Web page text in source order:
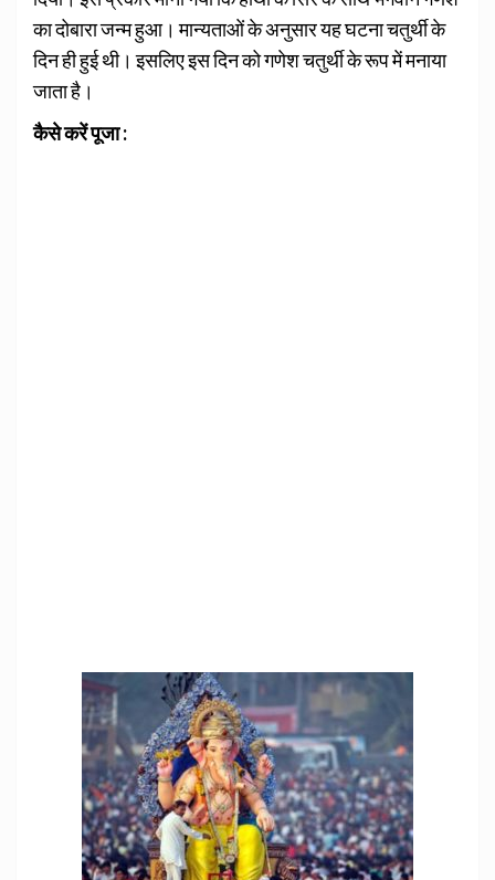
का दोबारा जन्म हुआ। मान्यताओं के अनुसार यह घटना चतुर्थी के
दिन ही हुई थी। इसलिए इस दिन को गणेश चतुर्थी के रूप में मनाया
जाता है।
कैसे करें पूजा :